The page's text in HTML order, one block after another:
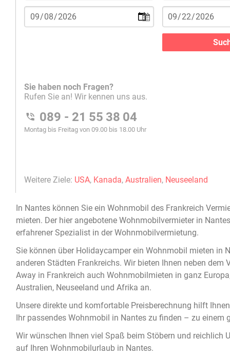
In Nantes können Sie ein Wohnmobil des Frankreich
mieten. Der hier angebotene Wohnmobilvermieter in Nantes
erfahrener Spezialist in der Wohnmobilvermietung.
Sie können über Holidaycamper ein Wohnmobil mieten in
anderen Städten Frankreichs. Wir bieten Ihnen neben dem
Away in Frankreich auch Wohnmobilmieten in ganz
Australien, Neuseeland und Afrika an.
Unsere direkte und komfortable Preisberechnung hilft
Ihr passendes Wohnmobil in Nantes zu finden – zu einem
Wir wünschen Ihnen viel Spaß beim Stöbern und reichlich
auf Ihren Wohnmobilurlaub in Nantes.